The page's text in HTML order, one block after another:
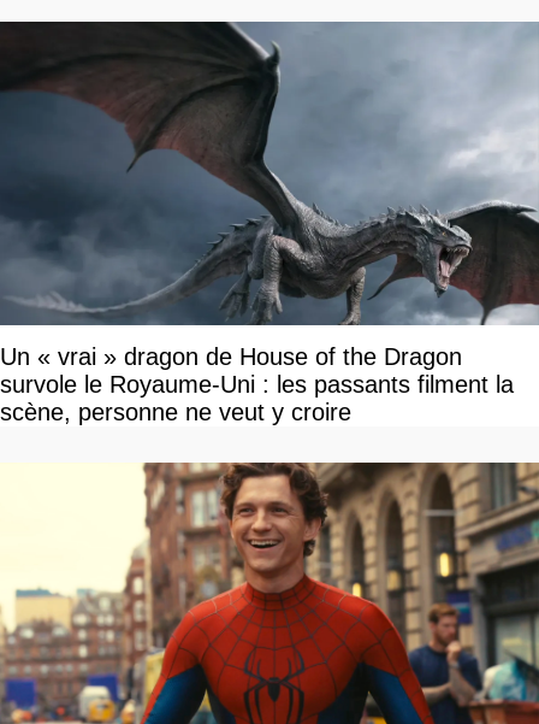
Un « vrai » dragon de House of the Dragon
survole le Royaume-Uni : les passants filment la
scène, personne ne veut y croire